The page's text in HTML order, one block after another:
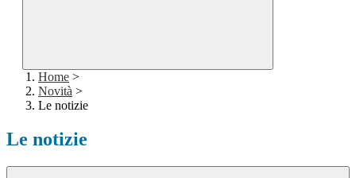
Home >
Novità >
Le notizie
Le notizie